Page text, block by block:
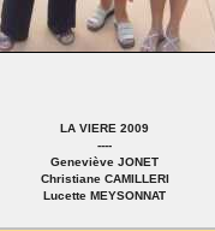
LA VIERE 2009
----
Geneviève JONET
Christiane CAMILLERI
Lucette MEYSONNAT